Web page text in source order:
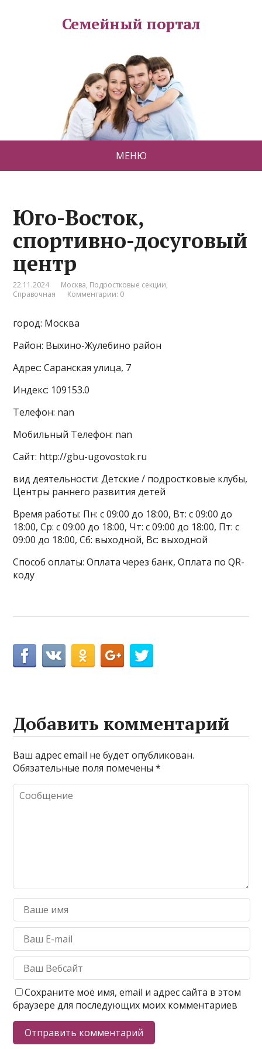
Семейный портал
МЕНЮ
Юго-Восток,
спортивно-досуговый
центр
22.11.2024 Москва, Подростковые секции,
Справочная
Комментарии: 0
город: Москва
Район: Выхино-Жулебино район
Адрес: Саранская улица, 7
Индекс: 109153.0
Телефон: nan
Мобильный Телефон: nan
Сайт: http://gbu-ugovostok.ru
вид деятельности: Детские / подростковые клубы,
Центры раннего развития детей
Время работы: Пн: с 09:00 до 18:00, Вт: с 09:00 до
18:00, Ср: с 09:00 до 18:00, Чт: с 09:00 до 18:00, Пт: с
09:00 до 18:00, Сб: выходной, Вс: выходной
Способ оплаты: Оплата через банк, Оплата по QR-
коду
Добавить комментарий
Ваш адрес email не будет опубликован.
Обязательные поля помечены*
Сохраните моё имя, email и адрес сайта в этом
браузере для последующих моих комментариев